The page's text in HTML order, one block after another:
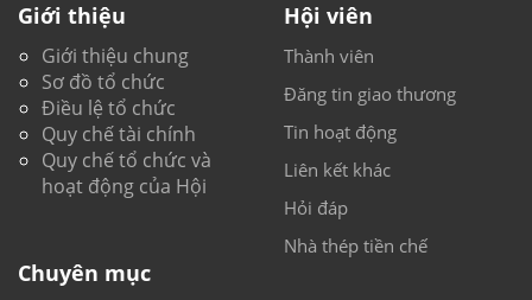
Giới thiệu
Giới thiệu chung
Sơ đồ tổ chức
Điều lệ tổ chức
Quy chế tài chính
Quy chế tổ chức và
hoạt động của Hội
Hội viên
Thành viên
Đăng tin giao thương
Tin hoạt động
Liên kết khác
Hỏi đáp
Nhà thép tiền chế
Chuyên mục